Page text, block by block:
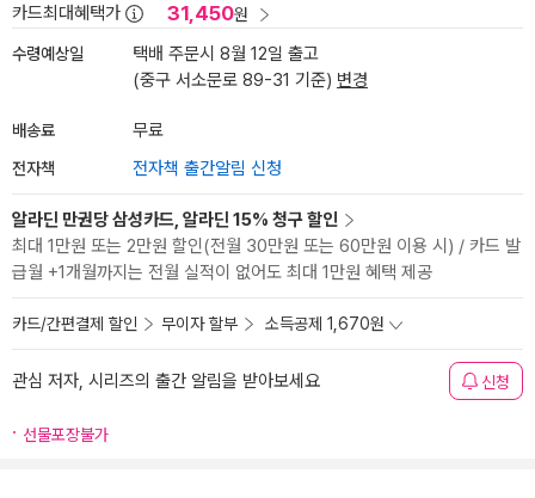
카드최대혜택가 31,450원
수령예상일
택배 주문시 8월 12일 출고
(중구 서소문로 89-31 기준) 변경
배송료 무료
전자책 전자책 출간알림 신청
알라딘 만권당 삼성카드, 알라딘 15% 청구 할인
최대 1만원 또는 2만원 할인(전월 30만원 또는 60만원 이용 시) / 카드 발
급월 +1개월까지는 전월 실적이 없어도 최대 1만원 혜택 제공
카드/간편결제 할인 무이자 할부 소득공제 1,670원
관심 저자, 시리즈의 출간 알림을 받아보세요 신청
선물포장불가